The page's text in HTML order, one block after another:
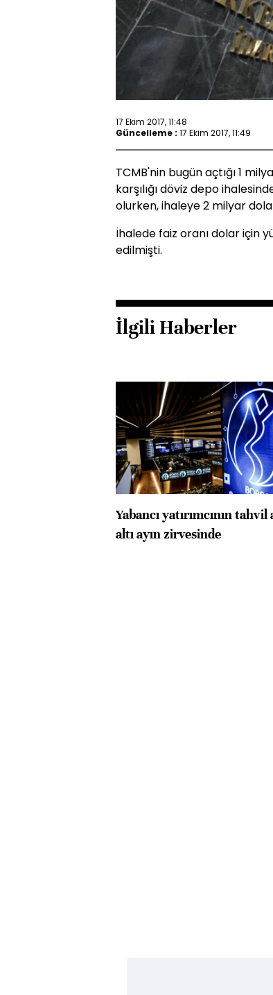
17 Ekim 2017, 11:48
Güncelleme : 17 Ekim 2017, 11:49
TCMB'nin bugün açtığı 1
karşılığı döviz depo
olurken, ihaleye 2 milyar
İhalede faiz oranı dolar için
edilmişti.
İlgili Haberler
Yabancı yatırımcının tahvil
altı ayın zirvesinde